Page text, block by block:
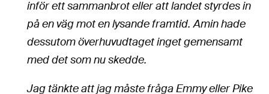
inför ett sammanbrot eller att landet styrdes in
på en väg mot en lysande framtid. Amin hade
dessutom överhuvudtaget inget gemensamt
med det som nu skedde.
Jag tänkte att jag måste fråga Emmy eller Pike